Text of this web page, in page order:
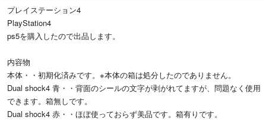
プレイステーション4
PlayStation4
ps5を購入したので出品します。
内容物
本体・・初期化済みです。※本体の箱は処分したのでありません。
Dual shock4 青・・背面のシールの文字が剥がれてますが、問題なく使用
できます。箱無しです。
Dual shock4 赤・・ほぼ使っておらず美品です。箱有りです。